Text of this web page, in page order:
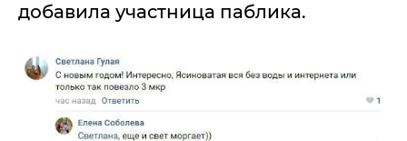
добавила участница паблика.